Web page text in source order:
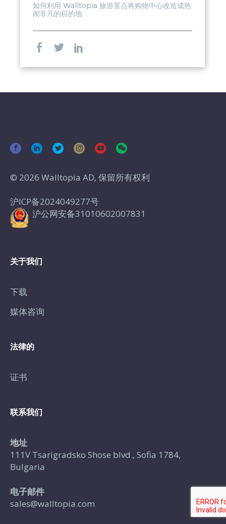
如何利用 Walltopia 旅游景点将购物中心改造成热
闹非凡的目的地
© 2026 Walltopia AD, 保留所有权利
沪ICP备2024049277号
沪公网安备31010602007831
关于我们
下载
媒体咨询
法律的
证书
联系我们
地址
111V Tsarigradsko Shose blvd., Sofia 1784,
Bulgaria
电子邮件
sales@walltopia.com